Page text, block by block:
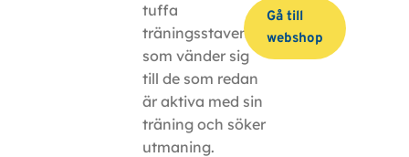
tuffa
träningsstaven
som vänder sig
till de som redan
är aktiva med sin
träning och söker
utmaning.
Gå till
webshop